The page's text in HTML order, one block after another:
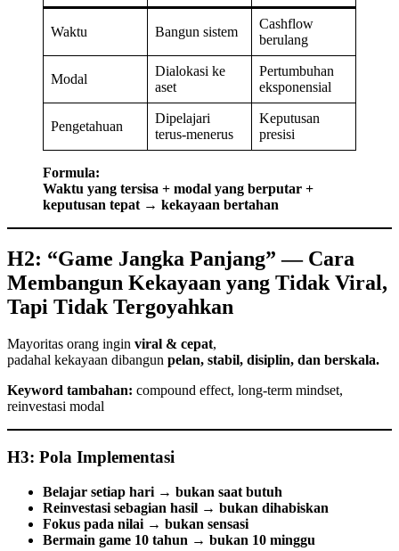
Waktu Bangun sistem
Cashflow
berulang
Modal
Dialokasi ke
aset
Pertumbuhan
eksponensial
Pengetahuan
Dipelajari
terus-menerus
Keputusan
presisi
Formula:
Waktu yang tersisa + modal yang berputar +
keputusan tepat → kekayaan bertahan
H2: “Game Jangka Panjang” — Cara
Membangun Kekayaan yang Tidak Viral,
Tapi Tidak Tergoyahkan
Mayoritas orang ingin viral & cepat,
padahal kekayaan dibangun pelan, stabil, disiplin, dan berskala.
Keyword tambahan: compound effect, long-term mindset,
reinvestasi modal
H3: Pola Implementasi
Belajar setiap hari → bukan saat butuh
Reinvestasi sebagian hasil → bukan dihabiskan
Fokus pada nilai → bukan sensasi
Bermain game 10 tahun → bukan 10 minggu